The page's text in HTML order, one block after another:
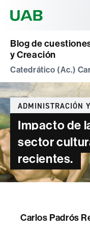
Blog de
y Creación
Catedrático (Ac.)
Categories
ADMINISTRACIÓN
Impacto de
sector
recientes.
Carlos Padrós